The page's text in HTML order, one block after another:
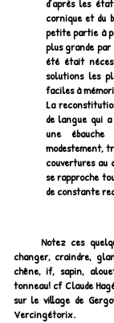
d’après les
cornique et du
petite partie à
plus grande
été était
solutions les
faciles à
La
de langue qui
une
modestement,
couvertures au
se rapproche
de constante
Notez ces
changer, craindre,
chêne, if, sapin,
tonneau! cf Claude
sur le village de
Vercingétorix.